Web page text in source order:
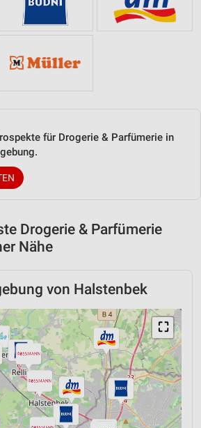
für Drogerie & Parfümerie in
Drogerie & Parfümerie
Nähe
von Halstenbek
⛶